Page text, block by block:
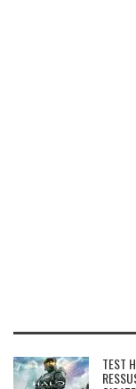
TEST